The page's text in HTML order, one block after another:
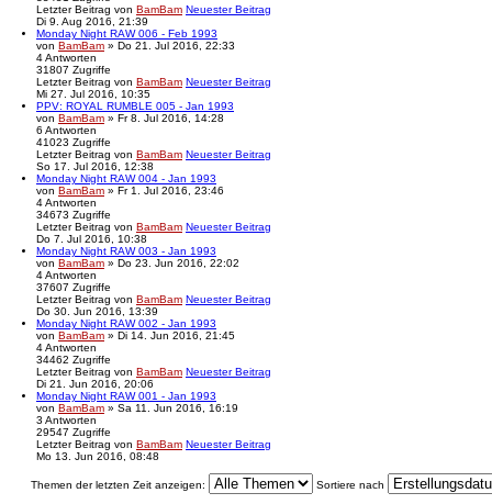
Letzter Beitrag von BamBam Neuester Beitrag
Di 9. Aug 2016, 21:39
Monday Night RAW 006 - Feb 1993
von BamBam » Do 21. Jul 2016, 22:33
4Antworten
31807 Zugriffe
Letzter Beitrag von BamBam Neuester Beitrag
Mi 27. Jul 2016, 10:35
PPV: ROYAL RUMBLE 005 - Jan 1993
von BamBam » Fr 8. Jul 2016, 14:28
6 Antworten
41023 Zugriffe
Letzter Beitrag von BamBam Neuester Beitrag
So 17. Jul 2016, 12:38
Monday Night RAW 004 - Jan 1993
von BamBam » Fr 1. Jul 2016, 23:46
4Antworten
34673 Zugriffe
Letzter Beitrag von BamBam Neuester Beitrag
Do 7. Jul 2016, 10:38
Monday Night RAW 003 - Jan 1993
von BamBam » Do 23. Jun 2016, 22:02
4Antworten
37607 Zugriffe
Letzter Beitrag von BamBam Neuester Beitrag
Do 30. Jun 2016, 13:39
Monday Night RAW 002 - Jan 1993
von BamBam » Di 14. Jun 2016, 21:45
4Antworten
34462 Zugriffe
Letzter Beitrag von BamBam Neuester Beitrag
Di 21. Jun 2016, 20:06
Monday Night RAW 001 - Jan 1993
von BamBam » Sa 11. Jun 2016, 16:19
3 Antworten
29547 Zugriffe
Letzter Beitrag von BamBam Neuester Beitrag
Mo 13. Jun 2016, 08:48
Themen der letzten Zeit anzeigen: Sortiere nach